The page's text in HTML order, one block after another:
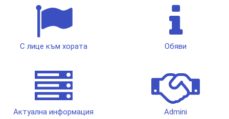
С лице към хората Обяви
Актуална информация
Admini